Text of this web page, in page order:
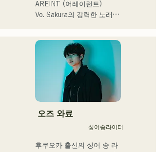
アーティストの日本人父と
アメリカ人母から生まれた
AREINT (어레이런트)
Vo. Sakura의 강력한 노래
SHO에 의해 만들어지는 악
곡은 캐치에서 어딘가 익숙
한 록 사운드가 특징이며 독
특한 AREINT 사운드를 만들
어 내고있다.
「KBC 라디오 호크스 중계
2024」의 오프닝곡에
오즈 와료
싱어송라이터
후쿠오카 출신의 싱어 송 라